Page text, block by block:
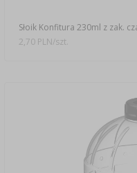
Słoik Konfitura 230ml z zak.
2,70 PLN/szt.